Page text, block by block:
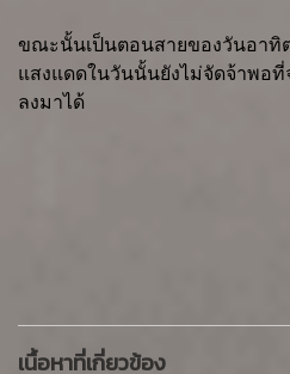
ขณะนั้นเป็นตอนสายของวันอาทิ
แสงแดดในวันนั้นยังไม่จัดจ้าพอ
ลงมาได้
เนื้อหาที่เกี่ยวข้อง